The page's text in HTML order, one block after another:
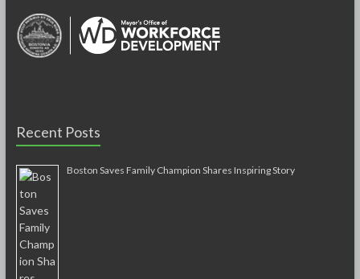
Recent Posts
Boston Saves Family Champion Shares Inspiring Story